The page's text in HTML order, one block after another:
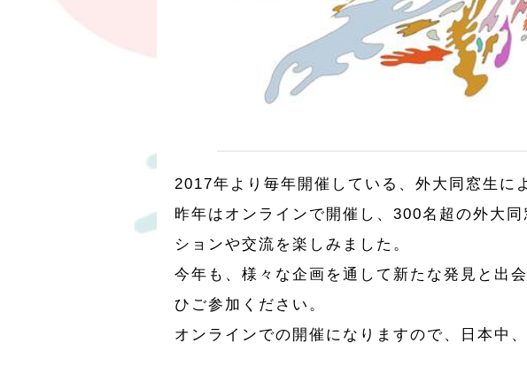
2017年より毎年開催している、外大同窓生に
昨年はオンラインで開催し、300名超の外大
ションや交流を楽しみました。
今年も、様々な企画を通して新たな発見と出
ひご参加ください。
オンラインでの開催になりますので、日本中